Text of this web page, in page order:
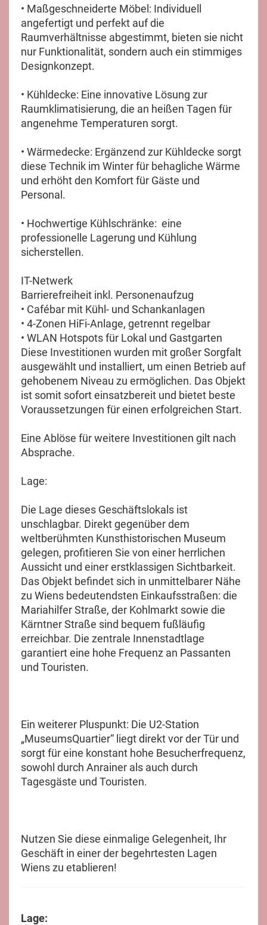
• Maßgeschneiderte Möbel: Individuell
angefertigt und perfekt auf die
Raumverhältnisse abgestimmt, bieten sie nicht
nur Funktionalität, sondern auch ein stimmiges
Designkonzept.
• Kühldecke: Eine innovative Lösung zur
Raumklimatisierung, die an heißen Tagen für
angenehme Temperaturen sorgt.
• Wärmedecke: Ergänzend zur Kühldecke sorgt
diese Technik im Winter für behagliche Wärme
und erhöht den Komfort für Gäste und
Personal.
• Hochwertige Kühlschränke: eine
professionelle Lagerung und Kühlung
sicherstellen.
IT-Netwerk
Barrierefreiheit inkl. Personenaufzug
• Cafébar mit Kühl- und Schankanlagen
• 4-Zonen HiFi-Anlage, getrennt regelbar
• WLAN Hotspots für Lokal und Gastgarten
Diese Investitionen wurden mit großer Sorgfalt
ausgewählt und installiert, um einen Betrieb auf
gehobenem Niveau zu ermöglichen. Das Objekt
ist somit sofort einsatzbereit und bietet beste
Voraussetzungen für einen erfolgreichen Start.
Eine Ablöse für weitere Investitionen gilt nach
Absprache.
Lage:
Die Lage dieses Geschäftslokals ist
unschlagbar. Direkt gegenüber dem
weltberühmten Kunsthistorischen Museum
gelegen, profitieren Sie von einer herrlichen
Aussicht und einer erstklassigen Sichtbarkeit.
Das Objekt befindet sich in unmittelbarer Nähe
zu Wiens bedeutendsten Einkaufsstraßen: die
Mariahilfer Straße, der Kohlmarkt sowie die
Kärntner Straße sind bequem fußläufig
erreichbar. Die zentrale Innenstadtlage
garantiert eine hohe Frequenz an Passanten
und Touristen.
Ein weiterer Pluspunkt: Die U2-Station
„MuseumsQuartier“ liegt direkt vor der Tür und
sorgt für eine konstant hohe Besucherfrequenz,
sowohl durch Anrainer als auch durch
Tagesgäste und Touristen.
Nutzen Sie diese einmalige Gelegenheit, Ihr
Geschäft in einer der begehrtesten Lagen
Wiens zu etablieren!
Lage: